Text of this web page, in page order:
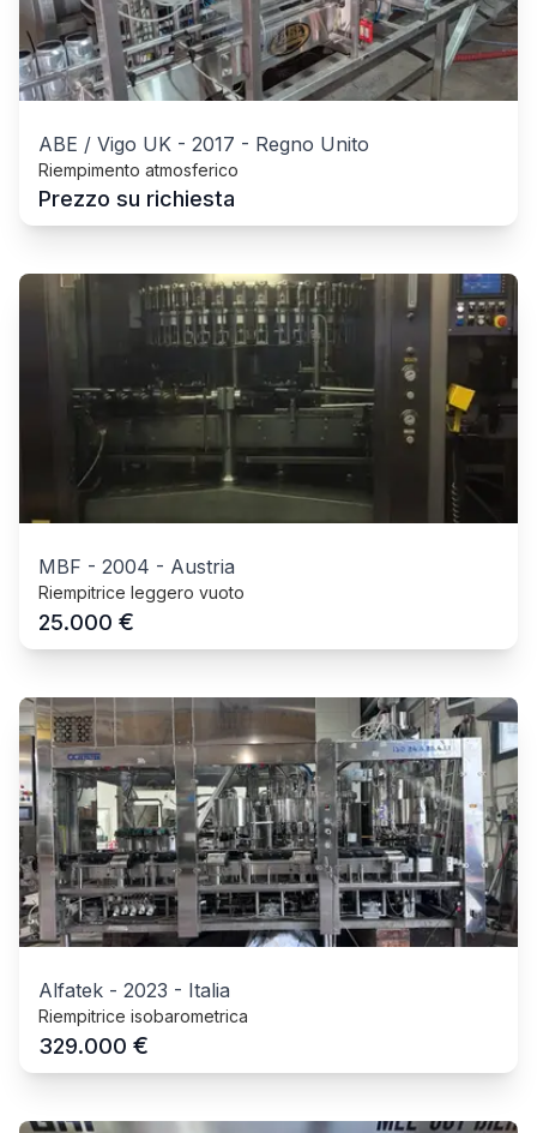
ABE / Vigo UK - 2017 - Regno Unito
Riempimento atmosferico
Prezzo su richiesta
MBF - 2004 - Austria
Riempitrice leggero vuoto
25.000 €
Alfatek - 2023 - Italia
Riempitrice isobarometrica
329.000 €